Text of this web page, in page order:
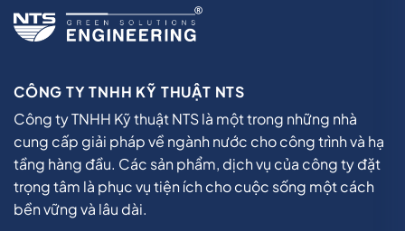
CÔNG TY TNHH KỸ THUẬT NTS
Công ty TNHH Kỹ thuật NTS là một trong những nhà
cung cấp giải pháp về ngành nước cho công trình và hạ
tầng hàng đầu. Các sản phẩm, dịch vụ của công ty đặt
trọng tâm là phục vụ tiện ích cho cuộc sống một cách
bền vững và lâu dài.